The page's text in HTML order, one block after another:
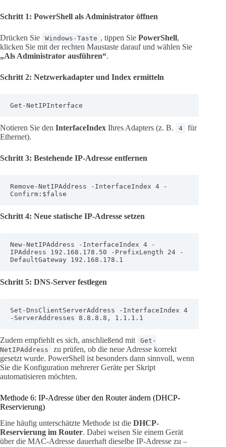
Schritt 1: PowerShell als Administrator öffnen
Drücken Sie Windows-Taste , tippen Sie PowerShell,
klicken Sie mit der rechten Maustaste darauf und wählen Sie
„Als Administrator ausführen“.
Schritt 2: Netzwerkadapter und Index ermitteln
Get-NetIPInterface
Notieren Sie den InterfaceIndex Ihres Adapters (z. B. 4
für
Ethernet).
Schritt 3: Bestehende IP-Adresse entfernen
Remove-NetIPAddress -InterfaceIndex 4 -
Confirm:$false
Schritt 4: Neue statische IP-Adresse setzen
New-NetIPAddress -InterfaceIndex 4 -
IPAddress 192.168.178.50 -PrefixLength 24 -
DefaultGateway 192.168.178.1
Schritt 5: DNS-Server festlegen
Set-DnsClientServerAddress -InterfaceIndex 4
-ServerAddresses 8.8.8.8, 1.1.1.1
Zudem empfiehlt es sich, anschließend mit
Get-
NetIPAddress
zu prüfen, ob die neue Adresse korrekt
gesetzt wurde. PowerShell ist besonders dann sinnvoll, wenn
Sie die Konfiguration mehrerer Geräte per Skript
automatisieren möchten.
Methode 6: IP-Adresse über den Router ändern (DHCP-
Reservierung)
Eine häufig unterschätzte Methode ist die DHCP-
Reservierung im Router. Dabei weisen Sie einem Gerät
über die MAC-Adresse dauerhaft dieselbe IP-Adresse zu –